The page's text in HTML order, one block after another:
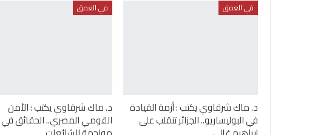
في العمق
د. ماك شرقاوي يكتب : أزمة القيادة
في البوليساريو.. الجزائر تنقلب على
في العمق
د. ماك شرقاوي يكتب : الأمن
القومي المصري.. الحقائق في